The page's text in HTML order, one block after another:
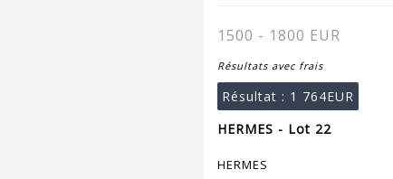
1500 - 1800 EUR
Résultats avec frais
Résultat : 1 764EUR
HERMES - Lot 22
HERMES